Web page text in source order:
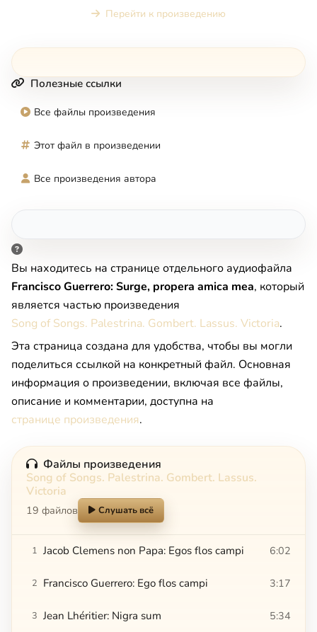
Перейти к произведению
Полезные ссылки
Все файлы произведения
Этот файл в произведении
Все произведения автора
Вы находитесь на странице отдельного аудиофайла
Francisco Guerrero: Surge, propera amica mea, который
является частью произведения
Song of Songs. Palestrina. Gombert. Lassus. Victoria.
Эта страница создана для удобства, чтобы вы могли
поделиться ссылкой на конкретный файл. Основная
информация о произведении, включая все файлы,
описание и комментарии, доступна на
странице произведения.
Файлы произведения
Song of Songs. Palestrina. Gombert. Lassus.
Victoria
19 файлов Слушать всё
1 Jacob Clemens non Papa: Egos flos campi 6:02
2 Francisco Guerrero: Ego flos campi 3:17
3 Jean Lhéritier: Nigra sum 5:34